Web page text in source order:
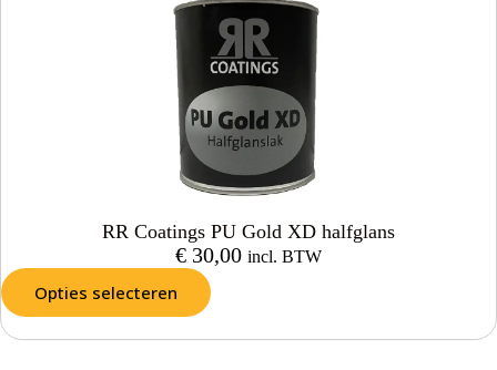
RR Coatings PU Gold XD halfglans
€ 30,00 incl. BTW
Opties selecteren